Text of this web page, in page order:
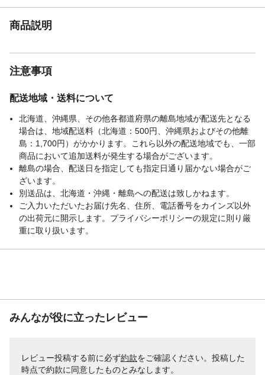
商品説明
注意事項
配送地域・送料について
北海道、沖縄県、その他各都道府県の離島地域が配送先となる
場合は、地域配送料（北海道：500円、沖縄県およびその他離
島：1,700円）がかかります。これら以外の配送地域でも、一部
商品において追加送料が発生する場合がございます。
離島の場合、配送日を指定しても指定日通り届かない場合がご
ざいます。
別送品は、北海道・沖縄・離島への配送は致しかねます。
ご入力いただいたお届け先名、住所、電話番号をカインズ以外
の出荷元に開示します。プライバシーポリシーの規定に則り厳
重に取り扱います。
みんなが役に立ったレビュー
レビュー投稿する前に必ず約款をご確認ください。投稿した
時点で約款に同意したものとみなします。